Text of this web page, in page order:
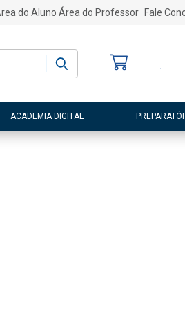
do Aluno Área do Professor Fale
ACADEMIA DIGITAL